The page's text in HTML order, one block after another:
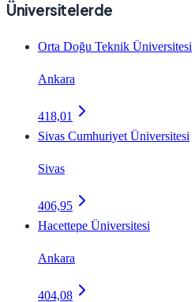
Üniversitelerde
Orta Doğu Teknik Üniversitesi
Ankara
418,01
Sivas Cumhuriyet Üniversitesi
Sivas
406,95
Hacettepe Üniversitesi
Ankara
404,08